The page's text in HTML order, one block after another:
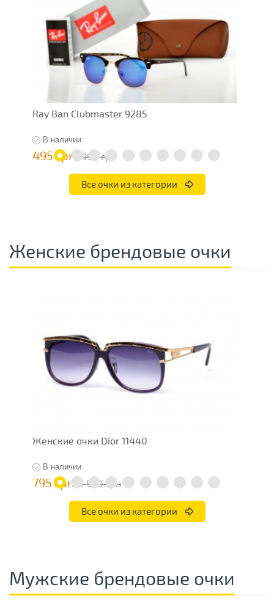
Ray Ban Clubmaster 9285
В наличии
495 грн 990 грн
Все очки из категории
Женские брендовые очки
Женские очки Dior 11440
В наличии
795 грн 1 590 грн
Все очки из категории
Мужские брендовые очки